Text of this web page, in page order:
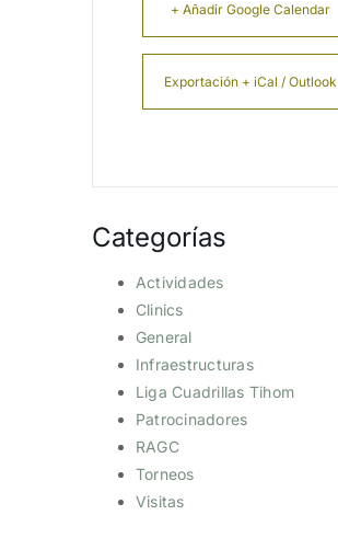
+ Añadir Google Calendar
Exportación + iCal / Outlook
Categorías
Actividades
Clinics
General
Infraestructuras
Liga Cuadrillas Tihom
Patrocinadores
RAGC
Torneos
Visitas